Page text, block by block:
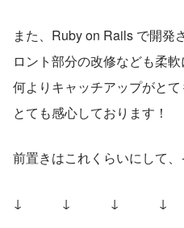
また、Ruby on Rails で開発
ロント部分の改修なども柔
何よりキャッチアップがと
とても感心しております！
前置きはこれくらいにして
↓　　　↓　　　↓　　　↓